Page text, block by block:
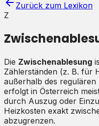
Zurück zum Lexikon
Z
Die Zwischenablesung
Zählerständen (z. B. für
außerhalb des
erfolgt in Österreich
durch Auszug oder
Heizkosten exakt
abzugrenzen.